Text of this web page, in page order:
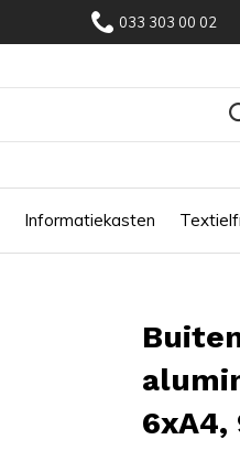
033 303 00 02
Informatiekasten
6xA4,